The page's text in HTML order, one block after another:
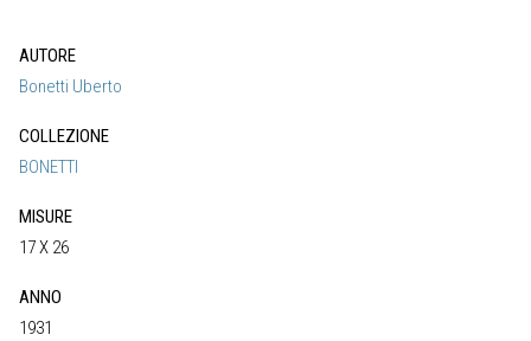
AUTORE
Bonetti Uberto
COLLEZIONE
BONETTI
MISURE
17 X 26
ANNO
1931